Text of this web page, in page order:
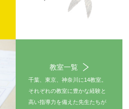
教室一覧
千葉、東京、神奈川に14教室。
それぞれの教室に豊かな経験と
高い指導力を備えた先生たちが